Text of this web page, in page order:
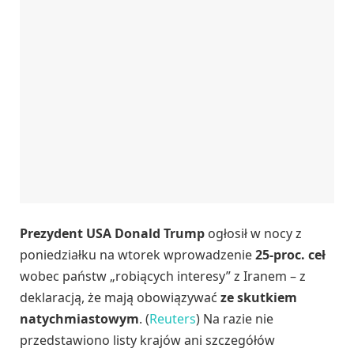
Prezydent USA Donald Trump ogłosił w nocy z
poniedziałku na wtorek wprowadzenie25-proc. ceł
wobec państw „robiących interesy” z Iranem – z
deklaracją, że mają obowiązywać ze skutkiem
natychmiastowym. (Reuters) Na razie nie
przedstawiono listy krajów ani szczegółów